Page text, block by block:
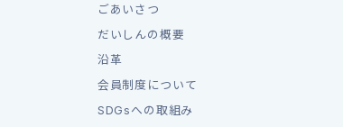
ごあいさつ
だいしんの概要
沿革
会員制度について
SDGsへの取組み